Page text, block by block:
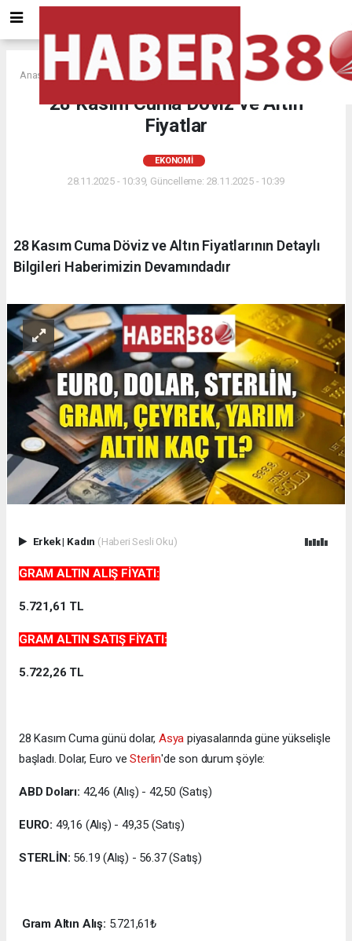
Anasayfa EKONOMİ
28 Kasım Cuma Döviz ve Altın
Fiyatlar
EKONOMİ
28.11.2025 - 10:39, Güncelleme: 28.11.2025 - 10:39
28 Kasım Cuma Döviz ve Altın Fiyatlarının Detaylı
Bilgileri Haberimizin Devamındadır
Erkek| Kadın (Haberi Sesli Oku)
GRAM ALTIN ALIŞ FİYATI:
5.721,61 TL
GRAM ALTIN SATIŞ FİYATI:
5.722,26 TL
28 Kasım Cuma günü dolar,Asya piyasalarında güne yükselişle
başladı. Dolar, Euro veSterlin'de son durum şöyle:
ABD Doları: 42,46 (Alış) - 42,50 (Satış)
EURO: 49,16 (Alış) - 49,35 (Satış)
STERLİN: 56.19 (Alış) - 56.37 (Satış)
Gram Altın Alış: 5.721,61₺